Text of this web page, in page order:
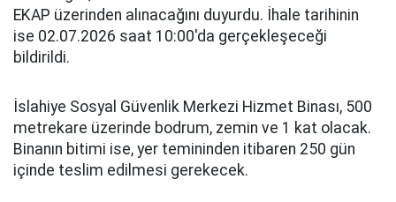
EKAP üzerinden alınacağını duyurdu. İhale tarihinin
ise 02.07.2026 saat 10:00'da gerçekleşeceği
bildirildi.
İslahiye Sosyal Güvenlik Merkezi Hizmet Binası, 500
metrekare üzerinde bodrum, zemin ve 1 kat olacak.
Binanın bitimi ise, yer temininden itibaren 250 gün
içinde teslim edilmesi gerekecek.